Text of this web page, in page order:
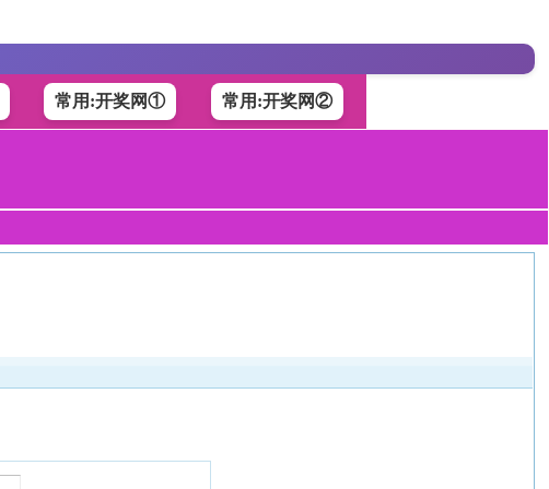
常用:开奖网① 常用:开奖网②